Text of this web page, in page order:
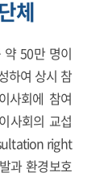
체
50만 명이
하여 상시 참
사회에 참여
사회의 교섭
right
과 환경보호